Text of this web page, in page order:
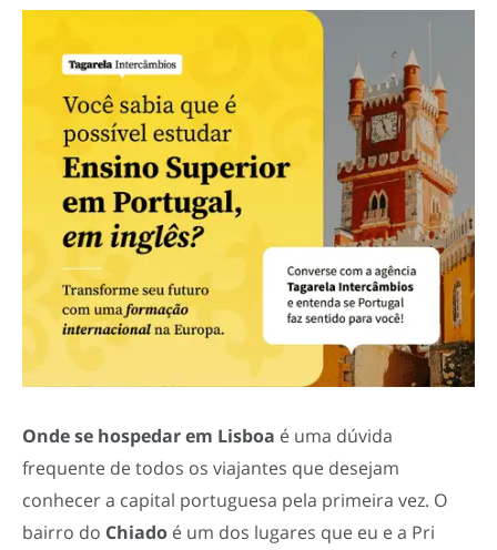
Onde se hospedar em Lisboa é uma dúvida
frequente de todos os viajantes que desejam
conhecer a capital portuguesa pela primeira vez. O
bairro do Chiado é um dos lugares que eu e a Pri